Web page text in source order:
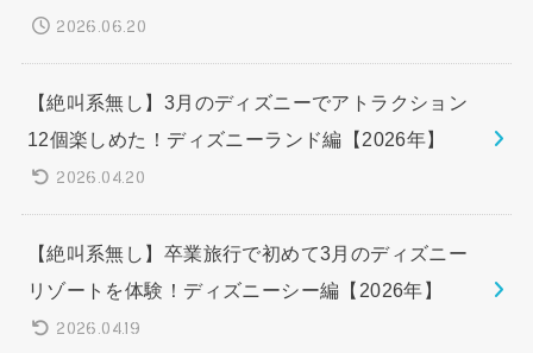
2026.06.20
【絶叫系無し】3月のディズニーでアトラクション
12個楽しめた！ディズニーランド編【2026年】
2026.04.20
【絶叫系無し】卒業旅行で初めて3月のディズニー
リゾートを体験！ディズニーシー編【2026年】
2026.04.19